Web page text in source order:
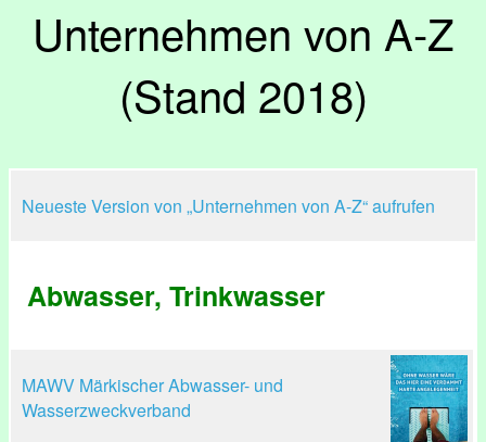
Unternehmen von A-Z
(Stand 2018)
Neueste Version von „Unternehmen von A-Z“ aufrufen
Abwasser, Trinkwasser
MAWV Märkischer Abwasser- und
Wasserzweckverband